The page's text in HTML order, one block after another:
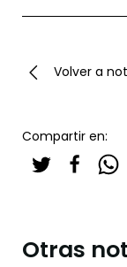
Volver a
Compartir en:
Otras